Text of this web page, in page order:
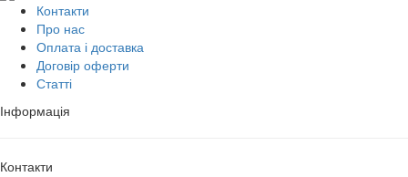
Контакти
Про нас
Оплата і доставка
Договір оферти
Статті
Інформація
Контакти